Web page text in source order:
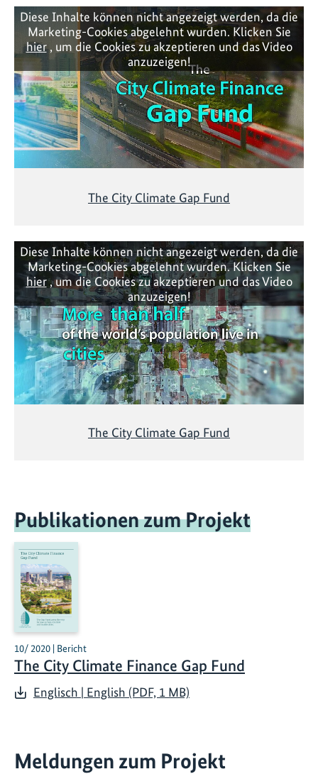
Diese Inhalte können nicht angezeigt werden, da die
Marketing-Cookies abgelehnt wurden. Klicken Sie
hier, um die Cookies zu akzeptieren und das Video
anzuzeigen!
The City Climate Gap Fund
Diese Inhalte können nicht angezeigt werden, da die
Marketing-Cookies abgelehnt wurden. Klicken Sie
hier, um die Cookies zu akzeptieren und das Video
anzuzeigen!
The City Climate Gap Fund
Publikationen zum Projekt
10/ 2020 | Bericht
The City Climate Finance Gap Fund
Englisch | English (PDF, 1 MB)
Meldungen zum Projekt